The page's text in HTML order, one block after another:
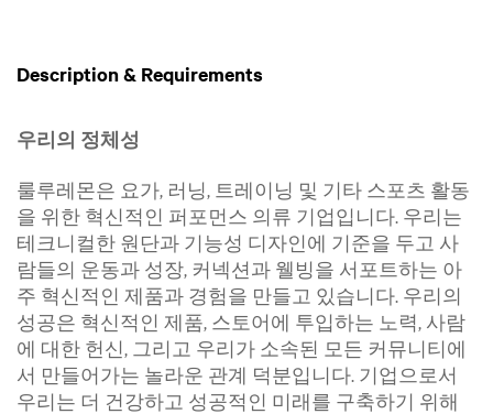
Description & Requirements
우리의 정체성
룰루레몬은 요가, 러닝, 트레이닝 및 기타 스포츠 활동
을 위한 혁신적인 퍼포먼스 의류 기업입니다. 우리는
테크니컬한 원단과 기능성 디자인에 기준을 두고 사
람들의 운동과 성장, 커넥션과 웰빙을 서포트하는 아
주 혁신적인 제품과 경험을 만들고 있습니다. 우리의
성공은 혁신적인 제품, 스토어에 투입하는 노력, 사람
에 대한 헌신, 그리고 우리가 소속된 모든 커뮤니티에
서 만들어가는 놀라운 관계 덕분입니다. 기업으로서
우리는 더 건강하고 성공적인 미래를 구축하기 위해